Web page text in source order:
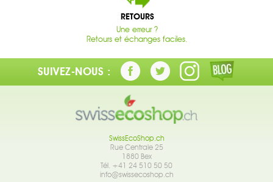
RETOURS
Une erreur ?
Retours et échanges faciles.
SUIVEZ-NOUS :
SwissEcoShop.ch
Rue Centrale 25
1880 Bex
Tél. +41 24 510 50 50
info@swissecoshop.ch